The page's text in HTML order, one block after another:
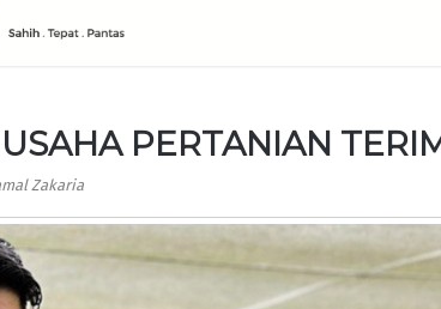
PERTANIAN
Zakaria